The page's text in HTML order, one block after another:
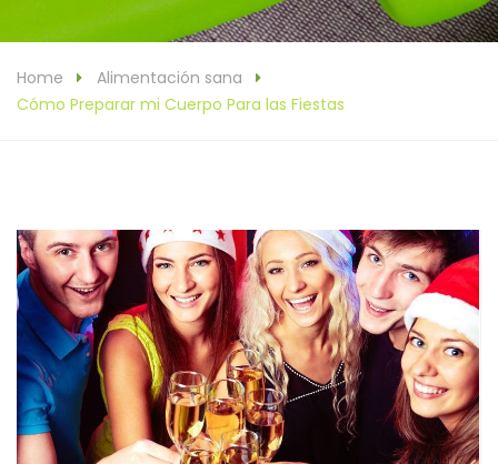
Home
Alimentación sana
Cómo Preparar mi Cuerpo Para las Fiestas